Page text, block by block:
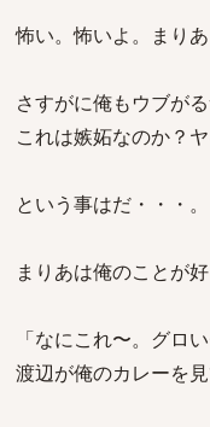
怖い。怖いよ。まりあ
さすがに俺もウブがる
これは嫉妬なのか？
という事はだ・・・。
まりあは俺のことが
「なにこれ〜。グロ
渡辺が俺のカレーを